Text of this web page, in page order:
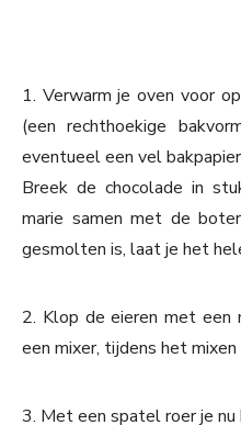
1. Verwarm je oven voor
(een rechthoekige
eventueel een vel
Breek de chocolade in
marie samen met de
gesmolten is, laat je het
2. Klop de eieren met een
een mixer, tijdens het
3. Met een spatel roer je